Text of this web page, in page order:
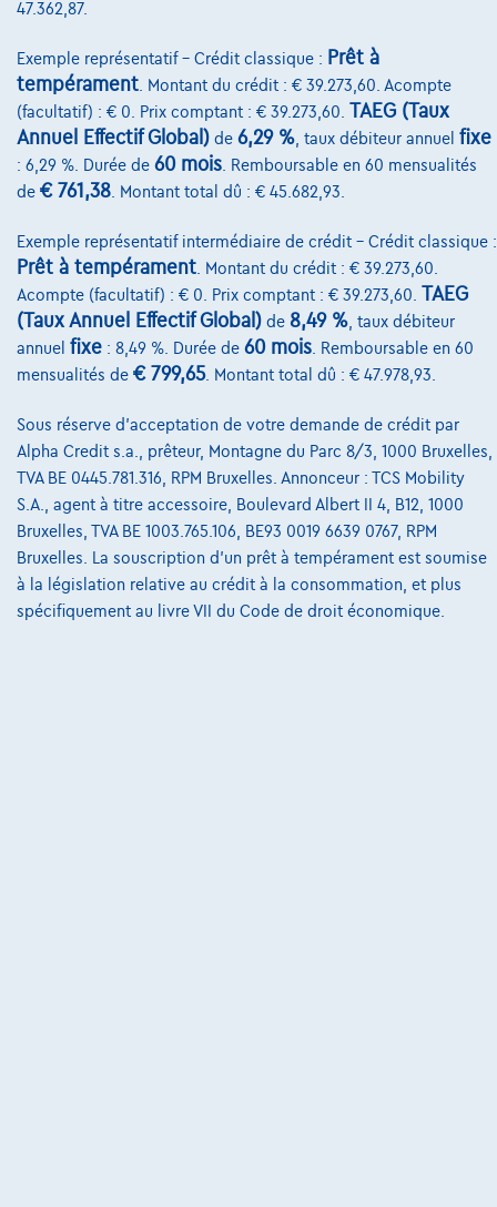
47.362,87.
Exemple représentatif – Crédit classique : Prêt à
tempérament . Montant du crédit : € 39.273,60. Acompte
(facultatif) : € 0. Prix comptant : € 39.273,60. TAEG (Taux
Annuel Effectif Global) de 6,29 % , taux débiteur annuel fixe
: 6,29 %. Durée de 60 mois . Remboursable en 60 mensualités
de € 761,38 . Montant total dû : € 45.682,93.
Exemple représentatif intermédiaire de crédit – Crédit classique :
Prêt à tempérament . Montant du crédit : € 39.273,60.
Acompte (facultatif) : € 0. Prix comptant : € 39.273,60. TAEG
(Taux Annuel Effectif Global) de 8,49 % , taux débiteur
annuel fixe : 8,49 %. Durée de 60 mois . Remboursable en 60
mensualités de € 799,65. Montant total dû : € 47.978,93.
Sous réserve d'acceptation de votre demande de crédit par
Alpha Credit s.a., prêteur, Montagne du Parc 8/3, 1000 Bruxelles,
TVA BE 0445.781.316, RPM Bruxelles. Annonceur : TCS Mobility
S.A., agent à titre accessoire, Boulevard Albert II 4, B12, 1000
Bruxelles, TVA BE 1003.765.106, BE93 0019 6639 0767, RPM
Bruxelles. La souscription d'un prêt à tempérament est soumise
à la législation relative au crédit à la consommation, et plus
spécifiquement au livre VII du Code de droit économique.
Assurance auto
Leasing
Sur Nous
Devenez client
Charte de qualité
Nos dealers
Nos partenaires
Contact
@2024 TCS Mobility SA/NV Copyright
Conditions Générales
Conditions d'assistance